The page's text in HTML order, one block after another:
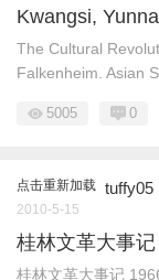
Kwangsi,
The Cultural
Falkenheim. Asian
5005 0
点击重新加载 tuffy05
2010-5-15
桂林文革大事
桂林文革大事记